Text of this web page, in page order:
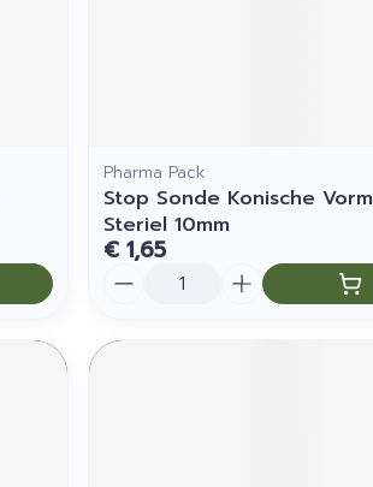
Pharma Pack
Stop Sonde Konische Vorm
Steriel 10mm
€ 1,65